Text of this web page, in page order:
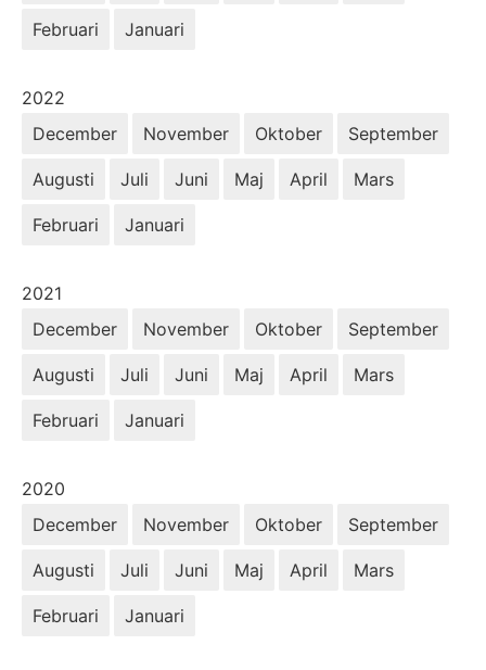
Februari Januari
År:
2022
December
November Oktober September
Augusti Juli Juni Maj April Mars
Februari Januari
År:
2021
December
November Oktober September
Augusti Juli Juni Maj April Mars
Februari Januari
År:
2020
December
November Oktober September
Augusti Juli Juni Maj April Mars
Februari Januari